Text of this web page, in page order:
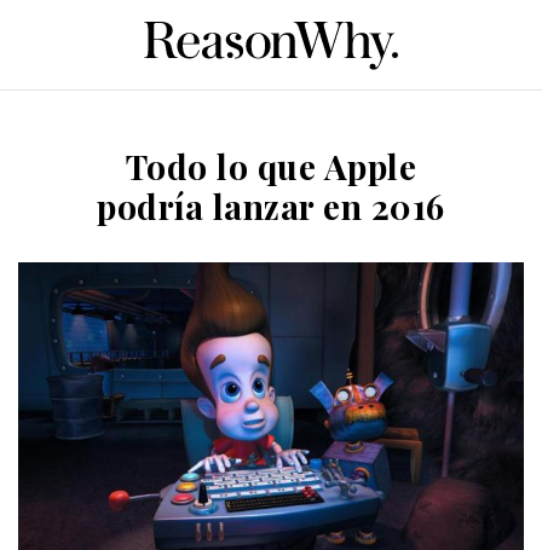
Todo lo que Apple
podría lanzar en 2016